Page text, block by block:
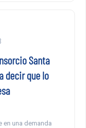
Santa
decir que lo
en una demanda